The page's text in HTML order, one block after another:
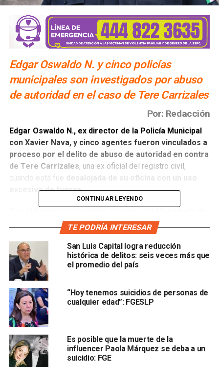
Edgar Oswaldo N. y cinco policías
municipales son investigados por abuso
de autoridad en el caso de Tere Carrizales
Por: Redacción
Edgar Oswaldo N., ex director de la Policía Municipal
con Xavier Nava, y cinco agentes fueron vinculados a
proceso por el delito de abuso de autoridad en contra
de Tere Carrizales, una ex oficial del registro civil,
cuando esta fue desalojada de su oficina con un uso
excesivo de fuerza.
la Fiscalía General del Estado de San Luis Potosí
(FGESLP) se logró esa resolución por parte del Juez
de Control.
Como medida cautelar se impuso la prohibición de
convivir, acercarse o comunicarse con la víctima.
Serán dos meses que dio la autoridad judicial para las
investigaciones complementarias.
Fue el1 de julio de 2019
CONTINUAR LEYENDO
TE PODRÍA INTERESAR
San Luis Capital logra reducción
histórica de delitos: seis veces más que
el promedio del país
“Hoy tenemos suicidios de personas de
cualquier edad”: FGESLP
Es posible que la muerte de la
influencer Paola Márquez se deba a un
suicidio: FGE